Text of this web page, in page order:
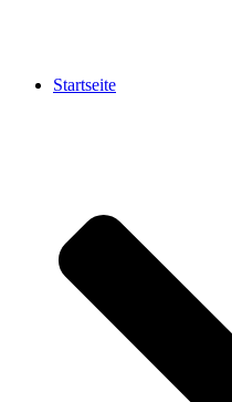
Startseite